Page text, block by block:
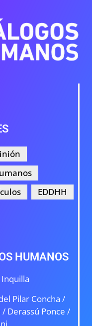
EDDHH
HUMANOS
Pilar Concha /
Derassú Ponce /